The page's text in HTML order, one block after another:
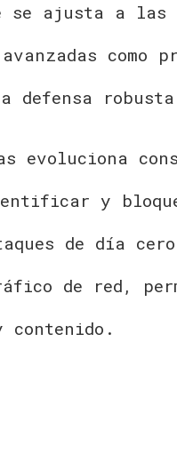
ajusta a las
evoluciona
y
de día
de red,
contenido.